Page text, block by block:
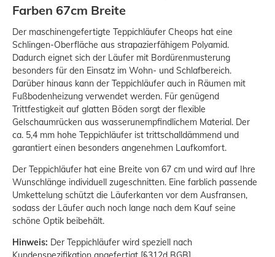
Farben 67cm Breite
Der maschinengefertigte Teppichläufer Cheops hat eine
Schlingen-Oberfläche aus strapazierfähigem Polyamid.
Dadurch eignet sich der Läufer mit Bordürenmusterung
besonders für den Einsatz im Wohn- und Schlafbereich.
Darüber hinaus kann der Teppichläufer auch in Räumen mit
Fußbodenheizung verwendet werden. Für genügend
Trittfestigkeit auf glatten Böden sorgt der flexible
Gelschaumrücken aus wasserunempfindlichem Material. Der
ca. 5,4 mm hohe Teppichläufer ist trittschalldämmend und
garantiert einen besonders angenehmen Laufkomfort.
Der Teppichläufer hat eine Breite von 67 cm und wird auf Ihre
Wunschlänge individuell zugeschnitten. Eine farblich passende
Umkettelung schützt die Läuferkanten vor dem Ausfransen,
sodass der Läufer auch noch lange nach dem Kauf seine
schöne Optik beibehält.
Hinweis: Der Teppichläufer wird speziell nach